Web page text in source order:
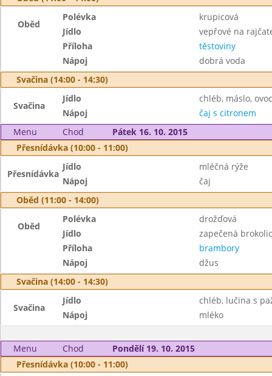
Oběd
Polévka
krupicová
Jídlo
vepřové na
Příloha
těstoviny
Nápoj
dobrá voda
Svačina (14:00 - 14:30)
Svačina
Jídlo
chléb, máslo,
Nápoj
čaj s citronem
Menu
Chod
Pátek 16. 10. 2015
Přesnídávka (10:00 - 11:00)
Přesnídávka
Jídlo
mléčná rýže
Nápoj
čaj
Oběd (11:00 - 14:00)
Oběd
Polévka
drožďová
Jídlo
zapečená
Příloha
brambory
Nápoj
džus
Svačina (14:00 - 14:30)
Svačina
Jídlo
chléb, lučina s
Nápoj
mléko
Menu Chod
Pondělí 19. 10. 2015
Přesnídávka (10:00 - 11:00)